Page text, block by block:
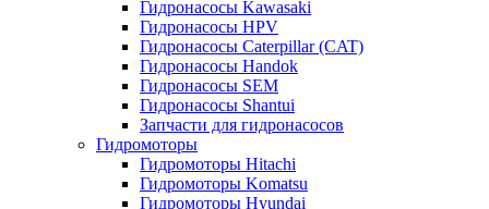
Гидронасосы Kawasaki
Гидронасосы HPV
Гидронасосы Caterpillar (CAT)
Гидронасосы Handok
Гидронасосы SEM
Гидронасосы Shantui
Запчасти для гидронасосов
Гидромоторы
Гидромоторы Hitachi
Гидромоторы Komatsu
Гидромоторы Hyundai